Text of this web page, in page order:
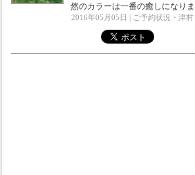
然のカラーは一番の癒しになり
2016年05月05日 | ご予約状況・津